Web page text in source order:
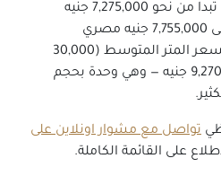
تبدا من نحو 7,275,000 جنيه
بسعر المتر المتوسط (30,000
جنيه): تبدا من نحو 9,270,000 جنيه — وهي وحدة بحجم
تواصل مع مشوار اونلاين على
على القائمة الكاملة.